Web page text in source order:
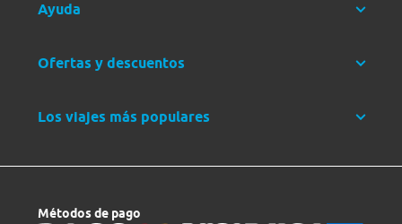
Ayuda
Ofertas y descuentos
Los viajes más populares
Métodos de pago